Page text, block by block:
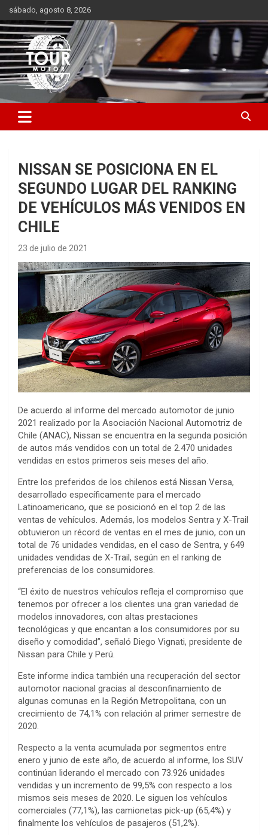
Saltar
al
contenido
sábado, agosto 8, 2026
Tour Motor
Plataforma de contenido audiovisual para el sector automotriz
NISSAN SE POSICIONA EN EL
SEGUNDO LUGAR DEL RANKING
DE VEHÍCULOS MÁS VENIDOS EN
CHILE
23 de julio de 2021
De acuerdo al informe del mercado automotor de junio
2021 realizado por la Asociación Nacional Automotriz de
Chile (ANAC), Nissan se encuentra en la segunda posición
de autos más vendidos con un total de 2.470 unidades
vendidas en estos primeros seis meses del año.
Entre los preferidos de los chilenos está Nissan Versa,
desarrollado específicamente para el mercado
Latinoamericano, que se posicionó en el top 2 de las
ventas de vehículos. Además, los modelos Sentra y X-Trail
obtuvieron un récord de ventas en el mes de junio, con un
total de 76 unidades vendidas, en el caso de Sentra, y 649
unidades vendidas de X-Trail, según en el ranking de
preferencias de los consumidores.
“El éxito de nuestros vehículos refleja el compromiso que
tenemos por ofrecer a los clientes una gran variedad de
modelos innovadores, con altas prestaciones
tecnológicas y que encantan a los consumidores por su
diseño y comodidad”, señaló Diego Vignati, presidente de
Nissan para Chile y Perú.
Este informe indica también una recuperación del sector
automotor nacional gracias al desconfinamiento de
algunas comunas en la Región Metropolitana, con un
crecimiento de 74,1% con relación al primer semestre de
2020.
Respecto a la venta acumulada por segmentos entre
enero y junio de este año, de acuerdo al informe, los SUV
continúan liderando el mercado con 73.926 unidades
vendidas y un incremento de 99,5% con respecto a los
mismos seis meses de 2020. Le siguen los vehículos
comerciales (77,1%), las camionetas pick-up (65,4%) y
finalmente los vehículos de pasajeros (51,2%).